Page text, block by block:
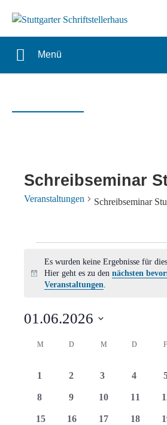
Menü
Schreibseminar
Veranstaltungen Schreibseminar
Hinweis
Es wurden keine Ergebnisse für
Hier geht es zu den nächsten
Veranstaltungen.
01.06.2026
Kalender
von
Veranstaltungen
M MONTAG
DDIENSTAG
M MITTWOCH
D F
0
1
0
2
0
3
0
4
0
0
8
0
9
0
10
0
11
0
0
15
0
16
0
17
0
18
0